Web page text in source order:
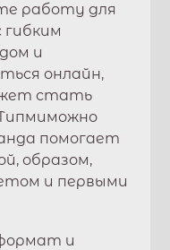
работу для
гибким
и
онлайн,
стать
можно
помогает
образом,
и первыми
и